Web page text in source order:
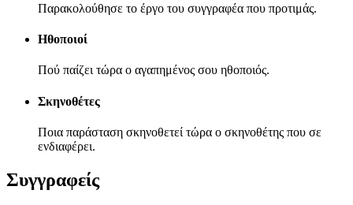
Παρακολούθησε το έργο του συγγραφέα που προτιμάς.
Ηθοποιοί
Πού παίζει τώρα ο αγαπημένος σου ηθοποιός.
Σκηνοθέτες
Ποια παράσταση σκηνοθετεί τώρα ο σκηνοθέτης που σε
ενδιαφέρει.
Συγγραφείς